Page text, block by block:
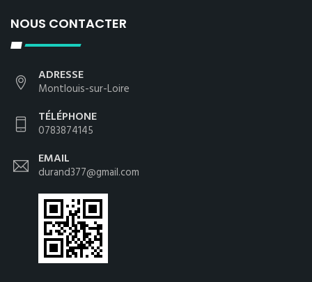
NOUS CONTACTER
ADRESSE
Montlouis-sur-Loire
TÉLÉPHONE
0783874145
EMAIL
durand377@gmail.com